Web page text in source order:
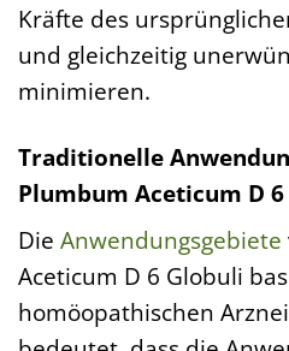
Kräfte des
und gleichzeitig
minimieren.
Traditionelle
Plumbum Aceticum D
Die Anwendungsgebiete
Aceticum D 6 Globuli
homöopathischen